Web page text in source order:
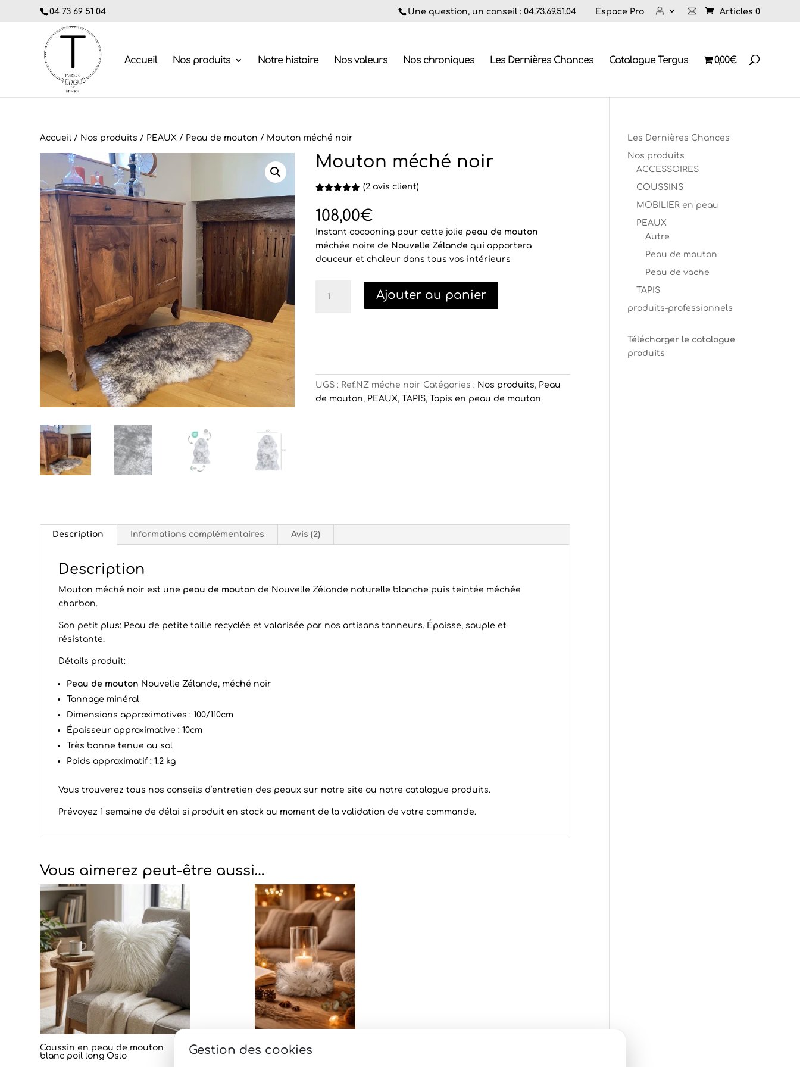
04 73 69 51 04 Une question, un conseil : 04.73.69.51.04 Espace Pro Articles 0
Accueil Nos produits Notre histoire Nos valeurs Nos chroniques Les Dernières Chances Catalogue Tergus 0,00€
Accueil / Nos produits / PEAUX / Peau de mouton / Mouton méché noir
Mouton méché noir
sur 5
basé sur
notations
client
(2avis client)
108,00€
Instant cocooning pour cette jolie peau de mouton
méchée noire de Nouvelle Zélande qui apportera
douceur et chaleur dans tous vos intérieurs
Ajouter au panier
UGS : Ref.NZ méche noir Catégories : Nos produits, Peau
de mouton, PEAUX,TAPIS,Tapis en peau de mouton
Description Informations complémentaires Avis (2)
Description
Mouton méché noir est une peau de mouton de Nouvelle Zélande naturelle blanche puis teintée méchée
charbon.
Son petit plus: Peau de petite taille recyclée et valorisée par nos artisans tanneurs. Épaisse, souple et
résistante.
Détails produit:
Peau de mouton Nouvelle Zélande, méché noir
Tannage minéral
Dimensions approximatives : 100/110cm
Épaisseur approximative : 10cm
Très bonne tenue au sol
Poids approximatif : 1.2 kg
Vous trouverez tous nos conseils d’entretien des peaux sur notre site ou notre catalogue produits.
Prévoyez 1 semaine de délai si produit en stock au moment de la validation de votre commande.
Vous aimerez peut-être aussi…
Coussin en peau de mouton
blanc poil long Oslo
Photophore COSY mouton méché
noir
Les Dernières Chances
Nos produits
ACCESSOIRES
COUSSINS
MOBILIER en peau
PEAUX
Autre
Peau de mouton
Peau de vache
TAPIS
produits-professionnels
Télécharger le catalogue
produits
Gestion des cookies